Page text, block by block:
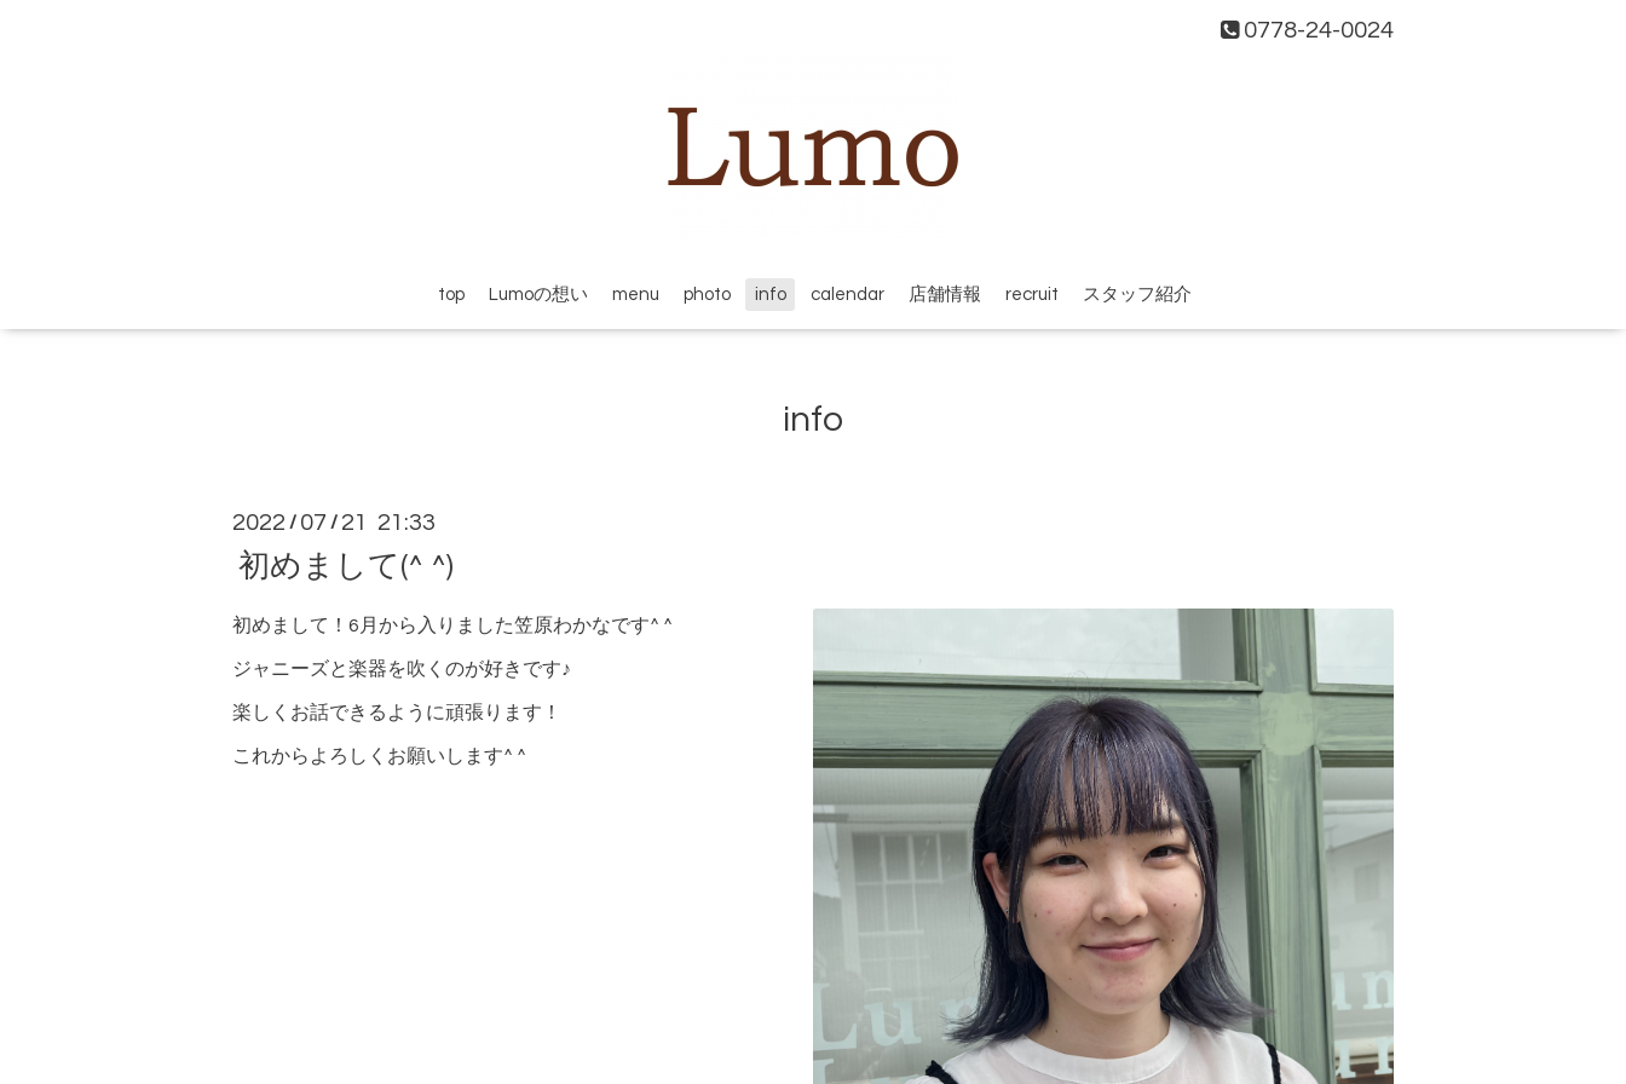
0778-24-0024
top Lumoの想い menu photo info calendar 店舗情報 recruit スタッフ紹介
info
2022 / 07 / 21 21:33
初めまして(^ ^)
初めまして！6月から入りました笠原わかなです^ ^
ジャニーズと楽器を吹くのが好きです♪
楽しくお話できるように頑張ります！
これからよろしくお願いします^ ^